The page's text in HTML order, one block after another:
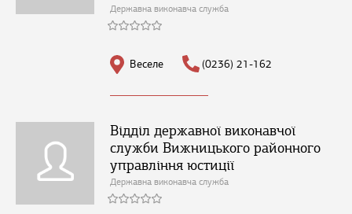
Державна виконавча служба
Веселе (0236) 21-162
Відділ державної виконавчої
служби Вижницького районного
управління юстиції
Державна виконавча служба